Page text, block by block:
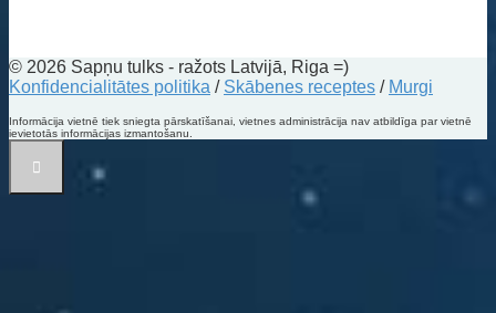
© 2026 Sapņu tulks - ražots Latvijā, Riga =)
Konfidencialitātes politika / Skābenes receptes / Murgi
Informācija vietnē tiek sniegta pārskatīšanai, vietnes administrācija nav atbildīga par vietnē
ievietotās informācijas izmantošanu.